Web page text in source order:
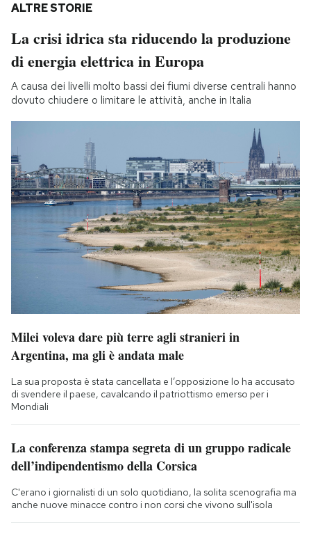
ALTRE STORIE
La crisi idrica sta riducendo la produzione
di energia elettrica in Europa
A causa dei livelli molto bassi dei fiumi diverse centrali hanno
dovuto chiudere o limitare le attività, anche in Italia
Milei voleva dare più terre agli stranieri in
Argentina, ma gli è andata male
La sua proposta è stata cancellata e l’opposizione lo ha accusato
di svendere il paese, cavalcando il patriottismo emerso per i
Mondiali
La conferenza stampa segreta di un gruppo radicale
dell’indipendentismo della Corsica
C'erano i giornalisti di un solo quotidiano, la solita scenografia ma
anche nuove minacce contro i non corsi che vivono sull'isola